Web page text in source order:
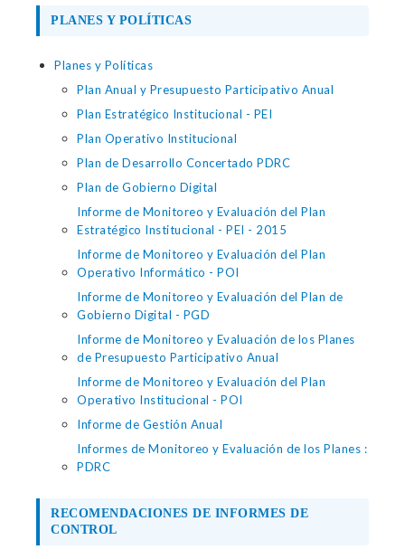
PLANES Y POLÍTICAS
Planes y Políticas
Plan Anual y Presupuesto Participativo Anual
Plan Estratégico Institucional - PEI
Plan Operativo Institucional
Plan de Desarrollo Concertado PDRC
Plan de Gobierno Digital
Informe de Monitoreo y Evaluación del Plan
Estratégico Institucional - PEI - 2015
Informe de Monitoreo y Evaluación del Plan
Operativo Informático - POI
Informe de Monitoreo y Evaluación del Plan de
Gobierno Digital - PGD
Informe de Monitoreo y Evaluación de los Planes
de Presupuesto Participativo Anual
Informe de Monitoreo y Evaluación del Plan
Operativo Institucional - POI
Informe de Gestión Anual
Informes de Monitoreo y Evaluación de los Planes :
PDRC
RECOMENDACIONES DE INFORMES DE
CONTROL